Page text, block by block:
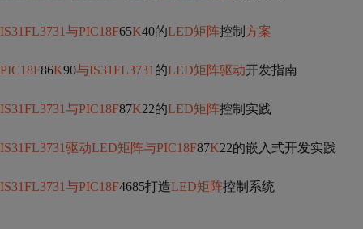
IS31FL3731与PIC18F65K40的LED矩阵控制 方案
PIC18F86K90与IS31FL3731 的LED矩阵驱动开发指南
IS31FL3731与PIC18F87K22的LED矩阵控制实践
IS31FL3731驱动LED矩阵与PIC18F87K22的嵌入式开发实践
IS31FL3731与PIC18F4685打造LED矩阵控制系统